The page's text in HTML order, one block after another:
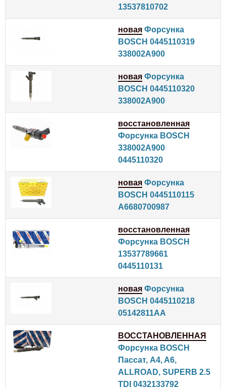
13537810702
новая Форсунка
BOSCH 0445110319
338002A900
новая Форсунка
BOSCH 0445110320
338002A900
восстановленная
Форсунка BOSCH
338002A900
0445110320
новая Форсунка
BOSCH 0445110115
A6680700987
восстановленная
Форсунка BOSCH
13537789661
0445110131
новая Форсунка
BOSCH 0445110218
05142811AA
ВОССТАНОВЛЕННАЯ
Форсунка BOSCH
Пассат, A4, A6,
ALLROAD, SUPERB 2.5
TDI 0432133792